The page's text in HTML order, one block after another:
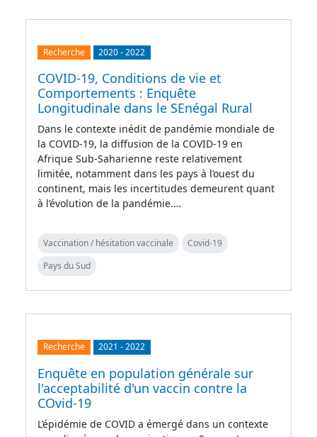
Recherche 2020-2022
COVID-19, Conditions de vie et
Comportements : Enquête
Longitudinale dans le SEnégal Rural
Dans le contexte inédit de pandémie mondiale de
la COVID-19, la diffusion de la COVID-19 en
Afrique Sub-Saharienne reste relativement
limitée, notamment dans les pays à l’ouest du
continent, mais les incertitudes demeurent quant
à l’évolution de la pandémie.…
Vaccination / hésitation vaccinale
Covid-19
Pays du Sud
Recherche 2021 -2022
Enquête en population générale sur
l'acceptabilité d'un vaccin contre la
COvid-19
L’épidémie de COVID a émergé dans un contexte